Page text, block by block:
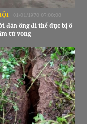
01/01/1970 07:00:00
đàn ông đi thể dục bị ô
tử vong